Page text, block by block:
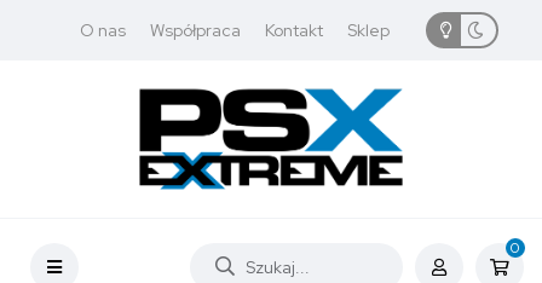
O nas Współpraca Kontakt Sklep
0